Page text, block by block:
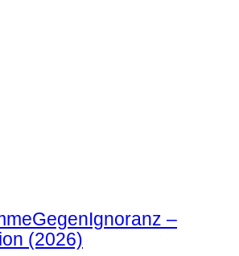
–
(2026)